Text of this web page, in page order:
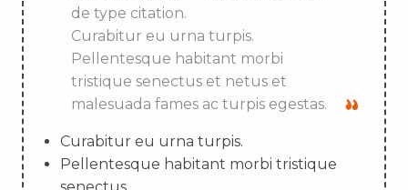
de type citation.
Curabitur eu urna turpis.
Pellentesque habitant morbi
tristique senectus et netus et
malesuada fames ac turpis egestas.
Curabitur eu urna turpis.
Pellentesque habitant morbi tristique